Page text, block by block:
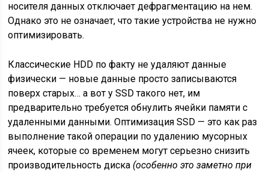
носителя данных отключает дефрагментацию на нем.
Однако это не означает, что такие устройства не нужно
оптимизировать.
Классические HDD по факту не удаляют данные
физически — новые данные просто записываются
поверх старых… а вот у SSD такого нет, им
предварительно требуется обнулить ячейки памяти с
удаленными данными. Оптимизация SSD — это как раз
выполнение такой операции по удалению мусорных
ячеек, которые со временем могут серьезно снизить
производительность диска (особенно это заметно при